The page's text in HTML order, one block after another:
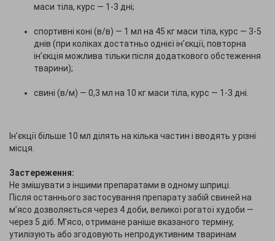
маси тіла, курс — 1-3 дні;
спортивні коні (в/в) — 1 мл на 45 кг маси тіла, курс — 3-5
днів (при коліках достатньо однієї ін’єкції, повторна
ін’єкція можлива тільки після додаткового обстеження
тварини);
свині (в/м) — 0,3 мл на 10 кг маси тіла, курс — 1-3 дні.
Ін’єкції більше 10 мл ділять на кілька частин і вводять у різні
місця.
Застереження:
Не змішувати з іншими препаратами в одному шприці.
Після останнього застосування препарату забій свиней на
м’ясо дозволяється через 4 доби, великої рогатої худоби —
через 5 діб. М’ясо, отримане раніше вказаного терміну,
утилізують або згодовують непродуктивним тваринам